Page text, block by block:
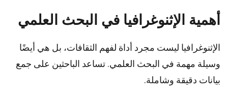
أهمية الإثنوغرافيا في البحث العلمي
الإثنوغرافيا ليست مجرد أداة لفهم الثقافات، بل هي أيضًا
وسيلة مهمة في البحث العلمي. تساعد الباحثين على جمع
بيانات دقيقة وشاملة.